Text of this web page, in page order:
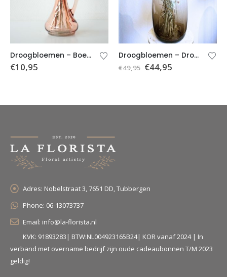
Droogbloemen – Droogboeket oranje – Boeket Oranje (excl. vaas)
€49,95 €
Droogbloemen – Boeket Céleste (incl. Vaas)
€17,95
Adres: Nobelstraat 3, 7651 DD, Tubbergen
Phone: 06-13073737
Email: info@la-florista.nl
KVK: 91893283| BTW:NL004923165B24| KOR vanaf 2024 | In
verband met overname bedrijf zijn oude cadeaubonnen T/M 2023
geldig!